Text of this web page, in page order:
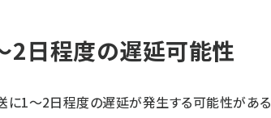
2日程度の遅延可能性
1～2日程度の遅延が発生する可能性がある